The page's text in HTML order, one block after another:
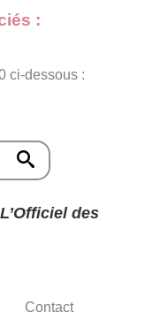
:
ci-dessous :
L’Officiel des
Contact